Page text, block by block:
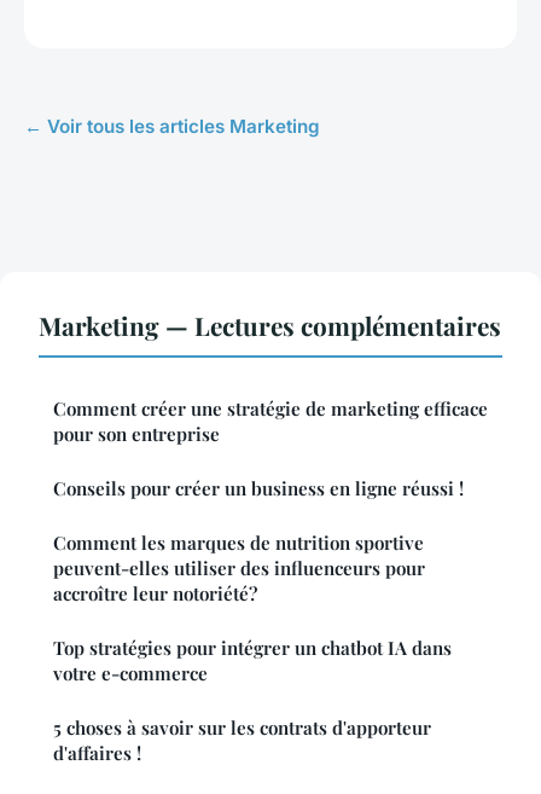
← Voir tous les articles Marketing
Marketing — Lectures complémentaires
Comment créer une stratégie de marketing efficace
pour son entreprise
Conseils pour créer un business en ligne réussi !
Comment les marques de nutrition sportive
peuvent-elles utiliser des influenceurs pour
accroître leur notoriété?
Top stratégies pour intégrer un chatbot IA dans
votre e-commerce
5 choses à savoir sur les contrats d'apporteur
d'affaires !